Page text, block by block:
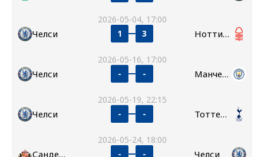
2026-05-04, 17:00
Челси 1 3 Ноттингем Форест
2026-05-16, 17:00
Челси - - Манчестер Сити
2026-05-19, 22:15
Челси - - Тоттенхэм
2026-05-24, 18:00
Сандерленд - - Челси